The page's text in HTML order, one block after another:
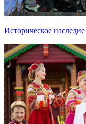
Историческое наследие